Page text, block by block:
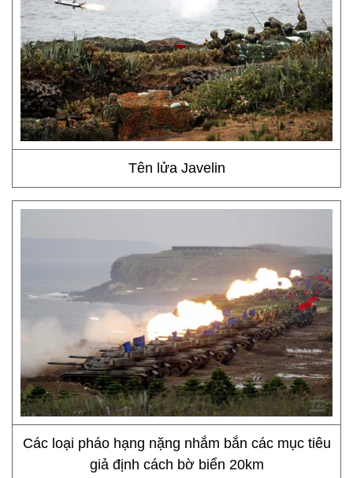
Tên lửa Javelin
Các loại pháo hạng nặng nhắm bắn các mục tiêu
giả định cách bờ biển 20km